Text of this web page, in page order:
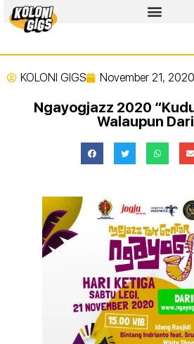
KOLONI GIGS November 21, 2020
Ngayogjazz 2020
Walaupun